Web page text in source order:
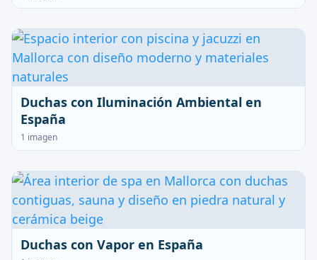
Duchas con Iluminación Ambiental en
España
1 imagen
Duchas con Vapor en España